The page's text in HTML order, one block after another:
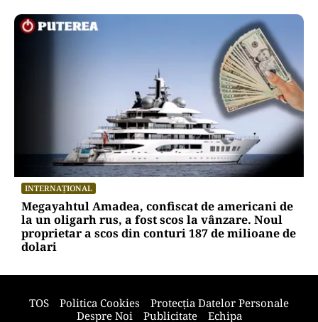
INTERNAȚIONAL
Megayahtul Amadea, confiscat de americani de
la un oligarh rus, a fost scos la vânzare. Noul
proprietar a scos din conturi 187 de milioane de
dolari
TOS Politica Cookies
Protecția Datelor Personale
Despre Noi
Publicitate Echipa